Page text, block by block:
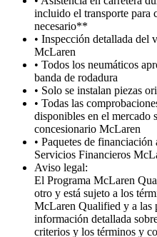
incluido el transporte para
necesario**
• Inspección detallada del
McLaren
• Todos los neumáticos
banda de rodadura
• Solo se instalan piezas
• Todas las
disponibles en el mercado
concesionario McLaren
• Paquetes de
Servicios Financieros
Aviso legal:
El Programa McLaren
otro y está sujeto a los
McLaren Qualified y a las
información detallada
criterios y los términos y